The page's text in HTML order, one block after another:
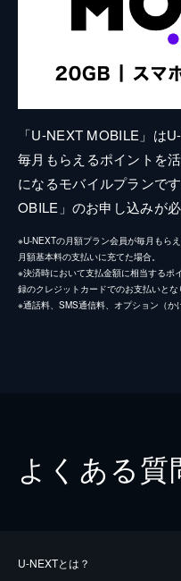
「U-NEXT MOBILE」は
毎月もらえるポイントを
になるモバイルプランで
OBILE」のお申し込みが必
※U-NEXTの月額プラン会員が毎月もら
月額基本料の支払いに充てた場合。
※決済時において支払金額に相当するポ
録のクレジットカードでのお支払いとな
※通話料、SMS通信料、オプション（か
よくある質
U-NEXTとは？